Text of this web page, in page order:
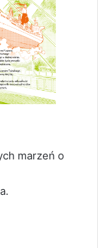
marzeń o